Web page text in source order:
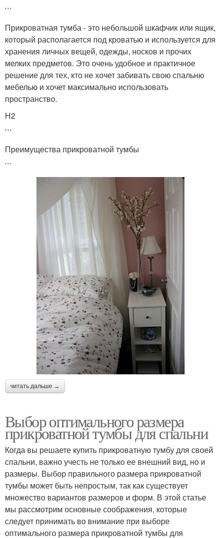
```
Прикроватная тумба - это небольшой шкафчик или ящик,
который располагается под кроватью и используется для
хранения личных вещей, одежды, носков и прочих
мелких предметов. Это очень удобное и практичное
решение для тех, кто не хочет забивать свою спальню
мебелью и хочет максимально использовать
пространство.
H2
```
Преимущества прикроватной тумбы
```
читать дальше →
Выбор оптимального размера
прикроватной тумбы для спальни
Когда вы решаете купить прикроватную тумбу для своей
спальни, важно учесть не только ее внешний вид, но и
размеры. Выбор правильного размера прикроватной
тумбы может быть непростым, так как существует
множество вариантов размеров и форм. В этой статье
мы рассмотрим основные соображения, которые
следует принимать во внимание при выборе
оптимального размера прикроватной тумбы для